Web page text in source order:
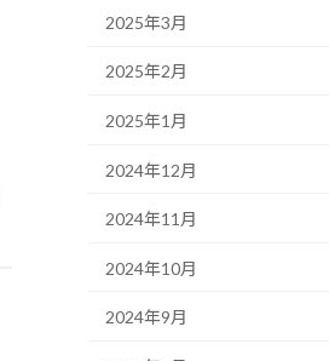
2025年3月
2025年2月
2025年1月
2024年12月
2024年11月
2024年10月
2024年9月